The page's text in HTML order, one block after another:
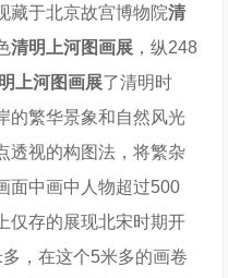
藏于北京故宫博物院清
清明上河图画展 ，纵248
上河图画展了清明时
的繁华景象和自然风光
透视的构图法，将繁杂
面中画中人物超过500
仅存的展现北宋时期开
，在这个5米多的画卷